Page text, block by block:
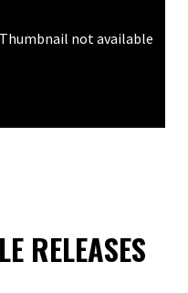
Thumbnail not available
RELEASES